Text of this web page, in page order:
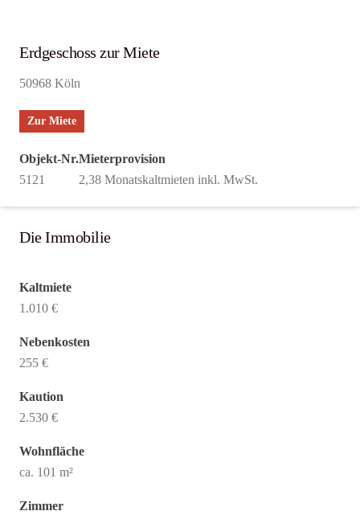
Erdgeschoss zur Miete
50968 Köln
Zur Miete
Objekt-Nr.
5121
Mieterprovision
2,38 Monatskaltmieten inkl. MwSt.
Die Immobilie
Kaltmiete
1.010 €
Nebenkosten
255 €
Kaution
2.530 €
Wohnfläche
ca. 101 m²
Zimmer